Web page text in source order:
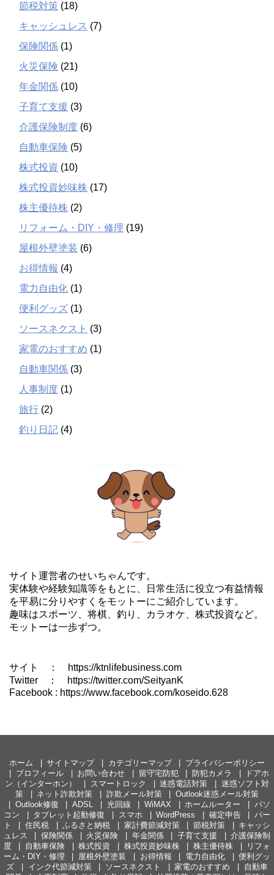
節税対策 (18)
キャッシュレス (7)
保険関係 (1)
火災保険 (21)
年金関係 (10)
子育て支援 (3)
介護保険制度 (6)
自動車保険 (5)
株式投資 (10)
株式投資妙味株 (17)
株主優待株 (2)
リフォーム・DIY・修理 (19)
屋根外壁塗装 (6)
お得情報 (4)
電力自由化 (1)
便利グッズ (1)
ソースネクスト (3)
家電のおすすめ (1)
自動車関係 (3)
人事制度 (1)
旅行 (2)
釣り日記 (4)
サイト運営者のせいちゃんです。
実体験や経験知識等をもとに、日常生活に役立つ有益情報
を平易に分りやすくをモットーにご紹介しています。
趣味はスポーツ、将棋、釣り、カラオケ、株式投資など。
モットーは一歩ずつ。
サイト ： https://ktnlifebusiness.com
Twitter ： https://twitter.com/SeityanK
Facebook : https://www.facebook.com/koseido.628
ホーム サイトマップ カテゴリーマップ
プライバシーポリシー
プロフィール
お問い合わせ 留守宅防犯 防犯カメラ
ドアホ
ン（インターホン）
スマートロック 迷惑電話対策
迷惑ソフト対
策
ネット詐欺対策 詐欺メール対策
Outlook迷惑メール対策
Outlook修復
ADSL 光回線 WiMAX ホームルーター
パソ
コン
タブレット起動修復 スマホ WordPress 確定申告
パー
ト
住民税 ふるさと納税 家計費節減対策 節税対策
キャッシ
ュレス
保険関係 火災保険 年金関係 子育て支援
介護保険制
度
自動車保険 株式投資 株式投資妙味株 株主優待株
リフォ
ーム・DIY・修理
屋根外壁塗装 お得情報 電力自由化
便利グッ
ズ
インク代節減対策 ソースネクスト 家電のおすすめ
自動車